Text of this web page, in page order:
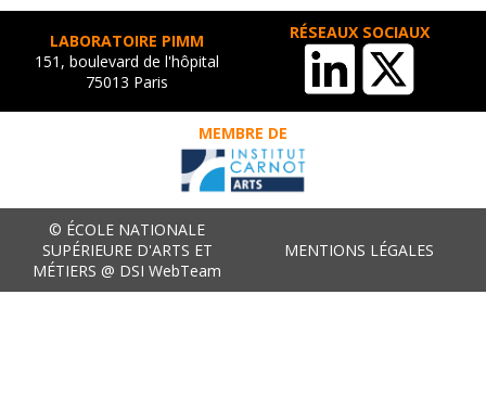
LABORATOIRE PIMM
151, boulevard de l'hôpital
75013 Paris
RÉSEAUX SOCIAUX
MEMBRE DE
© ÉCOLE NATIONALE
SUPÉRIEURE D'ARTS ET
MÉTIERS @ DSI WebTeam
MENTIONS LÉGALES